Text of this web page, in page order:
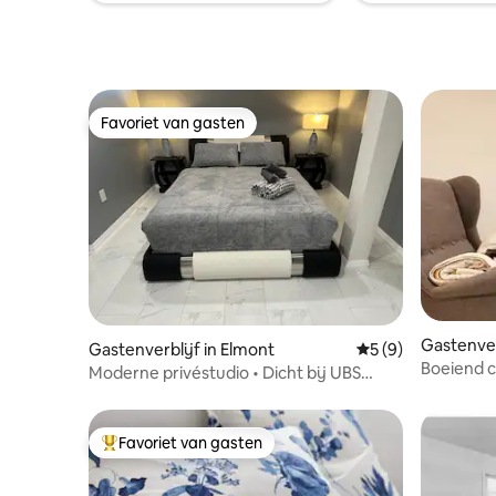
rijden
rijden
Favoriet van gasten
Favoriet van gasten
Gastenverblijf in Elmont Gemiddelde
5 (9)
Moderne privéstudio • Dicht bij UBS
rk
Boeiend
Topfavoriet van gasten
Favoriet van gasten